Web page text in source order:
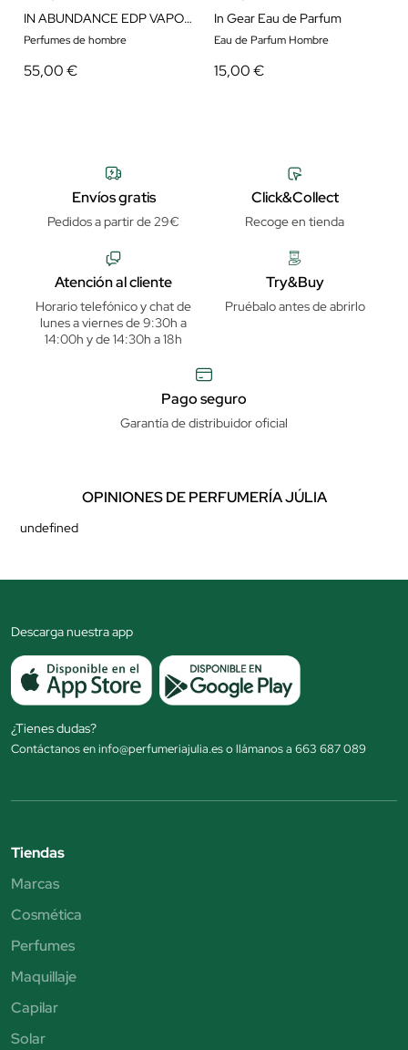
IN ABUNDANCE EDP VAPORIZADOR
Perfumes de hombre
55,00 €
In Gear Eau de Parfum
Eau de Parfum Hombre
15,00 €
Envíos gratis
Pedidos a partir de 29€
Click&Collect
Recoge en tienda
Atención al cliente
Horario telefónico y chat de
lunes a viernes de 9:30h a
14:00h y de 14:30h a 18h
Try&Buy
Pruébalo antes de abrirlo
Pago seguro
Garantía de distribuidor oficial
OPINIONES DE PERFUMERÍA JÚLIA
undefined
Descarga nuestra app
¿Tienes dudas?
Contáctanos en info@perfumeriajulia.es o llámanos a 663 687 089
Tiendas
Marcas
Cosmética
Perfumes
Maquillaje
Capilar
Solar